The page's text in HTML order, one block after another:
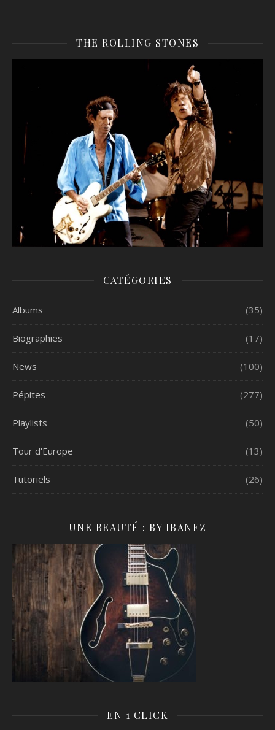
THE ROLLING STONES
CATÉGORIES
Albums (35)
Biographies (17)
News (100)
Pépites (277)
Playlists (50)
Tour d'Europe (13)
Tutoriels (26)
UNE BEAUTÉ : BY IBANEZ
EN 1 CLICK